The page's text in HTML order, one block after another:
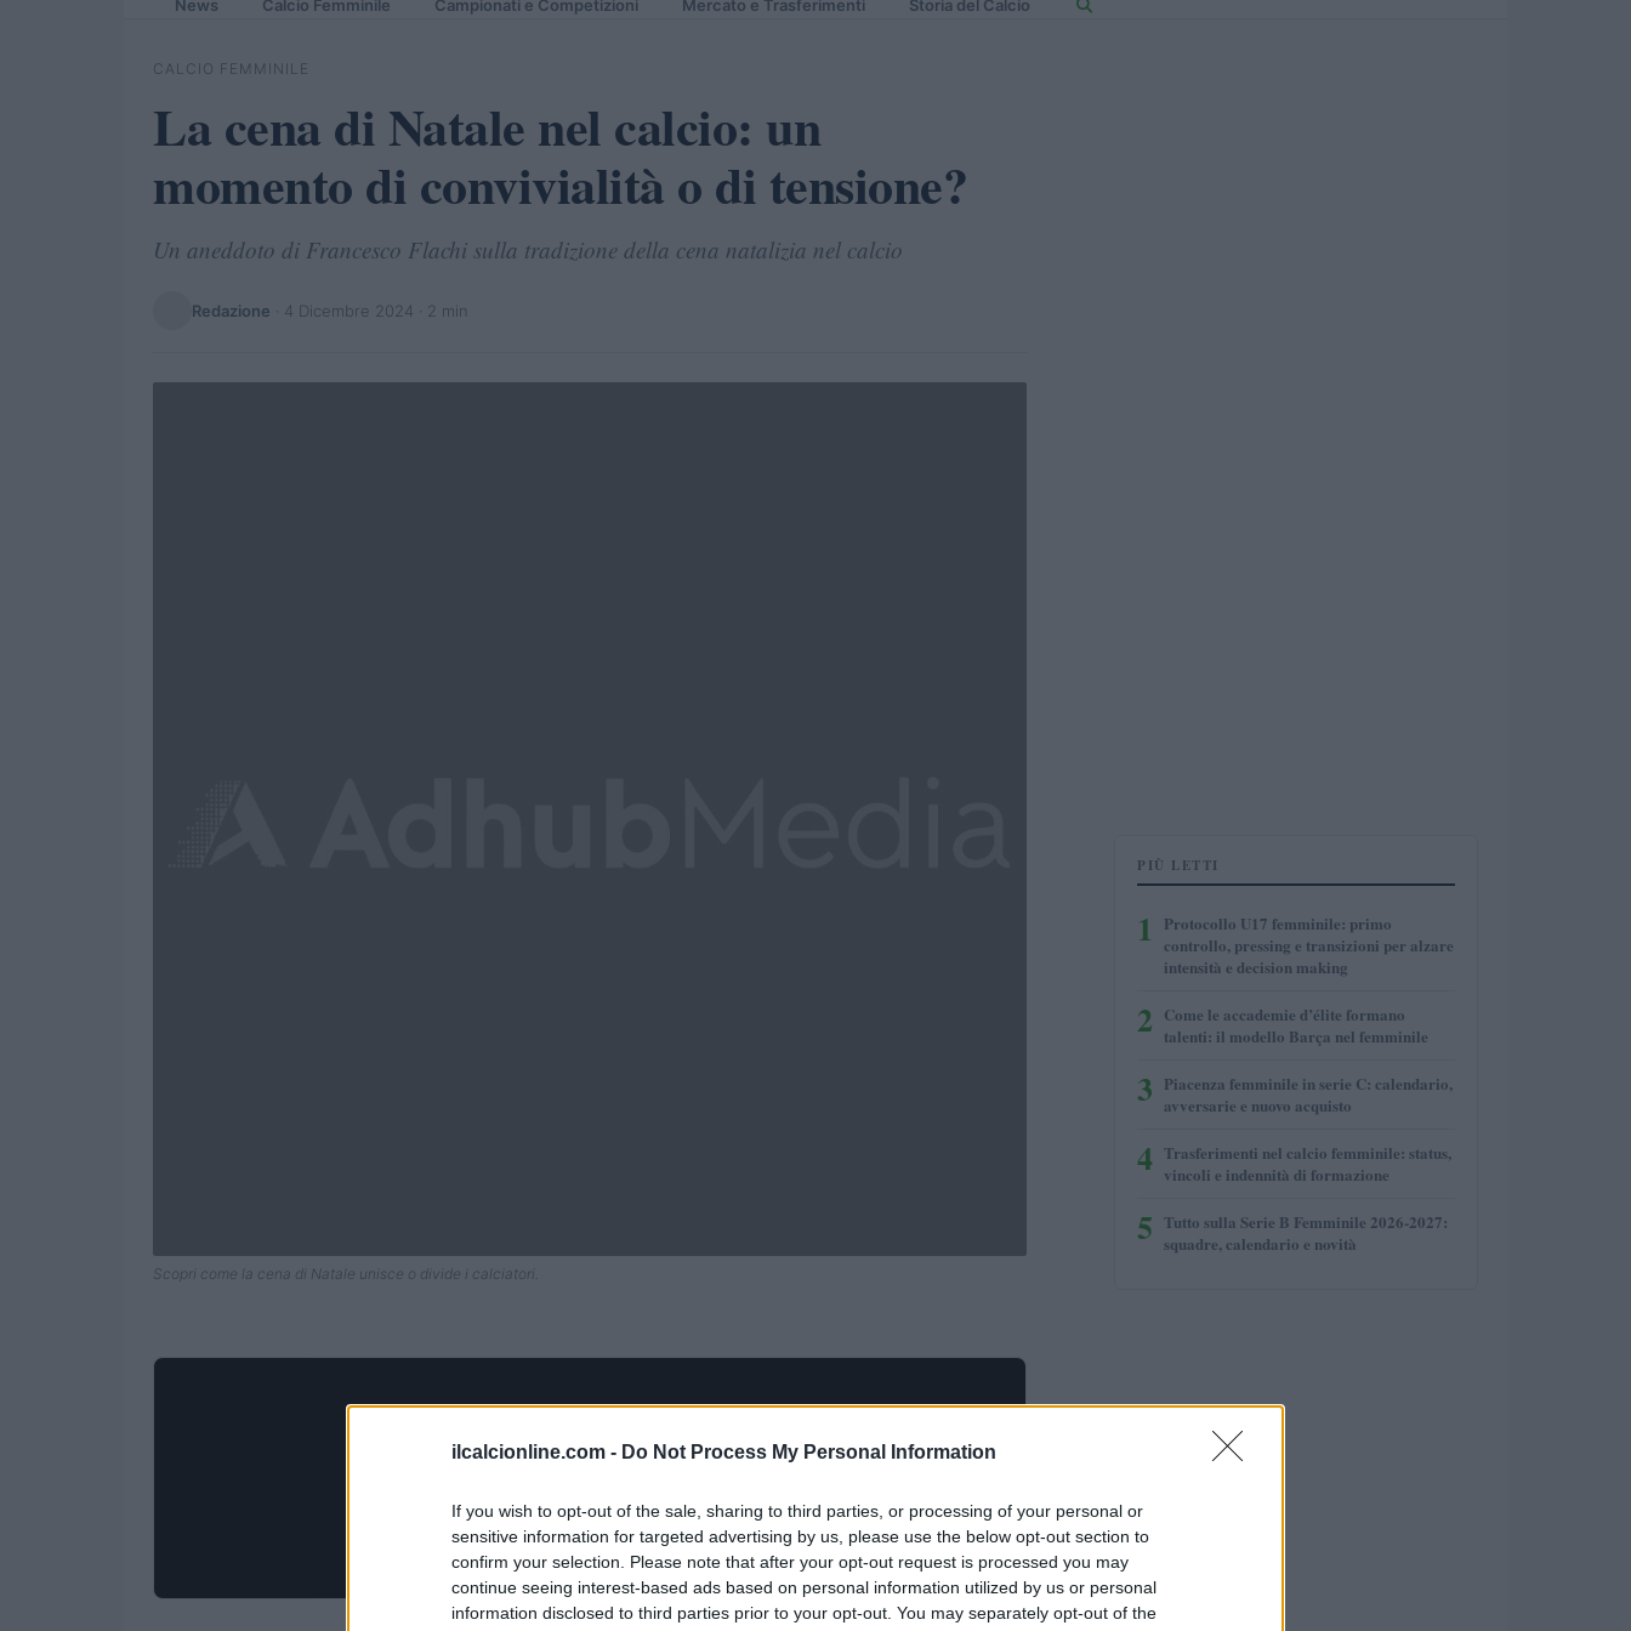
ilcalcionline.com - Do Not Process My Personal Information
If you wish to opt-out of the sale, sharing to third parties, or processing of your personal or
sensitive information for targeted advertising by us, please use the below opt-out section to
confirm your selection. Please note that after your opt-out request is processed you may
continue seeing interest-based ads based on personal information utilized by us or personal
information disclosed to third parties prior to your opt-out. You may separately opt-out of the
News Calcio Femminile Campionati e Competizioni Mercato e Trasferimenti Storia del Calcio
CALCIO FEMMINILE
La cena di Natale nel calcio: un
momento di convivialità o di tensione?
Un aneddoto di Francesco Flachi sulla tradizione della cena natalizia nel calcio
Redazione 4 Dicembre 2024 · 2 min
Scopri come la cena di Natale unisce o divide i calciatori.
PIÙ LETTI
1
Protocollo U17 femminile: primo
controllo, pressing e transizioni per alzare
intensità e decision making
2 Come le accademie d’élite formano
talenti: il modello Barça nel femminile
3 Piacenza femminile in serie C: calendario,
avversarie e nuovo acquisto
4 Trasferimenti nel calcio femminile: status,
vincoli e indennità di formazione
5 Tutto sulla Serie B Femminile 2026-2027:
squadre, calendario e novità